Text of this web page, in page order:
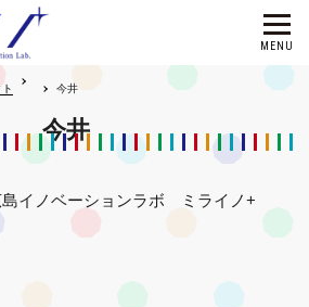
今井
今井
島イノベーションラボ ミライノ+